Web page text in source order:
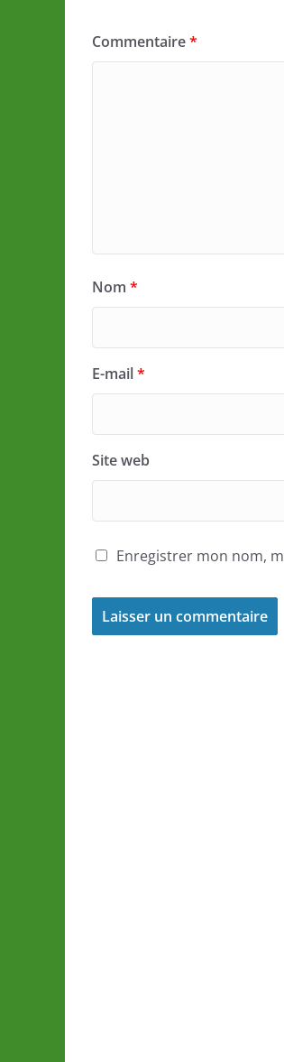
Commentaire*
Nom *
E-mail*
Site web
Enregistrer mon nom,